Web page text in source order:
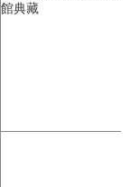
館典藏